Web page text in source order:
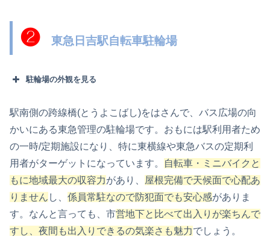
❷東急日吉駅自転車駐輪場
駐輪場の外観を見る
駅南側の跨線橋(とうよこばし)をはさんで、バス広場の向
かいにある東急管理の駐輪場です。おもには駅利用者ため
の一時/定期施設になり、特に東横線や東急バスの定期利
用者がターゲットになっています。
自転車・ミニバイクと
もに地域最大の収容力があり、
屋根完備で天候面で心配あ
りません し、 係員常駐なので防犯面でも安心感がありま
す。なんと言っても、市営地下と比べて出入りが楽ちんで
すし、夜間も出入りできるの気楽さも魅力でしょう。